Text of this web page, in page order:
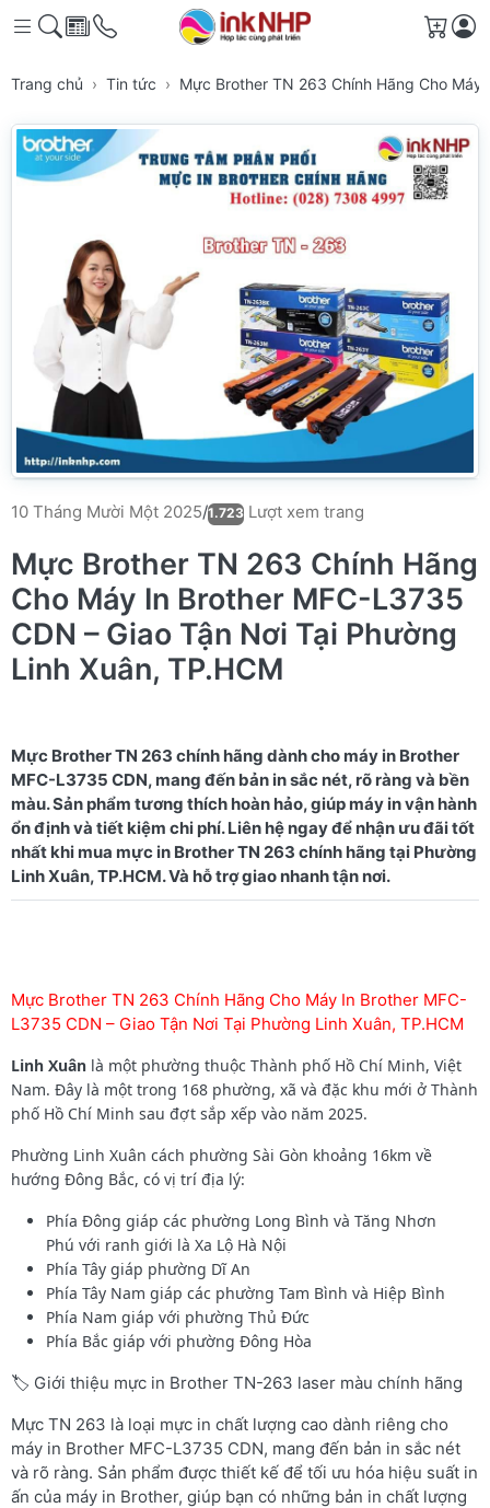
Giỏ
Trang chủ Tin tức Mực Brother TN 263 Chính Hãng Cho Máy
10 Tháng Mười Một 2025/1.723 Lượt xem trang
Mực Brother TN 263 Chính Hãng
Cho Máy In Brother MFC-L3735
CDN – Giao Tận Nơi Tại Phường
Linh Xuân, TP.HCM
Mực Brother TN 263 chính hãng dành cho máy in Brother
MFC-L3735 CDN, mang đến bản in sắc nét, rõ ràng và bền
màu. Sản phẩm tương thích hoàn hảo, giúp máy in vận hành
ổn định và tiết kiệm chi phí. Liên hệ ngay để nhận ưu đãi tốt
nhất khi mua mực in Brother TN 263 chính hãng tại Phường
Mực Brother TN 263 Chính Hãng Cho Máy In Brother MFC-
L3735 CDN – Giao Tận Nơi Tại Phường Linh Xuân, TP.HCM
Linh Xuân là một phường thuộc Thành phố Hồ Chí Minh, Việt
Nam. Đây là một trong 168 phường, xã và đặc khu mới ở Thành
phố Hồ Chí Minh sau đợt sắp xếp vào năm 2025.
Phường Linh Xuân cách phường Sài Gòn khoảng 16km về
hướng Đông Bắc, có vị trí địa lý:
Phía Đông giáp các phường Long Bình và Tăng Nhơn
Phú với ranh giới là Xa Lộ Hà Nội
Phía Tây giáp phường Dĩ An
Phía Tây Nam giáp các phường Tam Bình và Hiệp Bình
Phía Nam giáp với phường Thủ Đức
Phía Bắc giáp với phường Đông Hòa
🏷️ Giới thiệu mực in Brother TN-263 laser màu chính hãng
Mực TN 263 là loại mực in chất lượng cao dành riêng cho
máy in Brother MFC-L3735 CDN, mang đến bản in sắc nét
và rõ ràng. Sản phẩm được thiết kế để tối ưu hóa hiệu suất in
ấn của máy in Brother, giúp bạn có những bản in chất lượng